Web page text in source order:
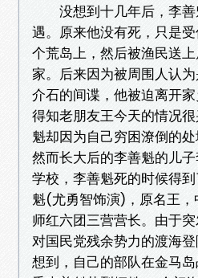
没想到十几年后，李善
遇。原来他没有死，只是
个荒岛上，然后被渔民送
家。后来因为被周围人认
介石的间谍，他被迫离开
得知老朋友王今天的情况
魁却因为自己穷困潦倒的处
然而长大后的李善魁的儿
学校，李善魁死的时候得
魁(尤勇智饰演)，原名王
师红六团三营营长。由于
对国民党残余势力的渡海
想到，自己的部队在金马